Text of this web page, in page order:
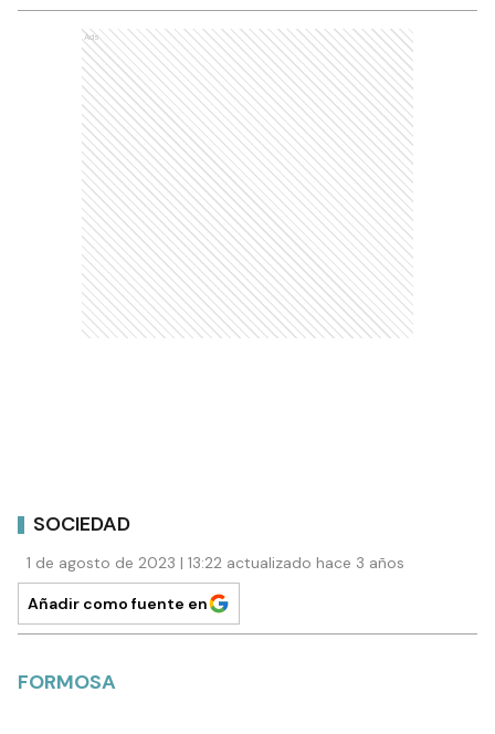
Ads
SOCIEDAD
1 de agosto de 2023 | 13:22 actualizado hace 3 años
Añadir como fuente en
FORMOSA